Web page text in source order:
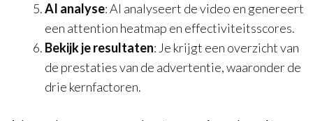
AI analyse: AI analyseert de video en genereert
een attention heatmap en effectiviteitsscores.
Bekijk je resultaten: Je krijgt een overzicht van
de prestaties van de advertentie, waaronder de
drie kernfactoren.